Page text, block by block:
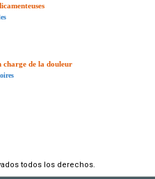
charge de la douleur
todos los derechos.